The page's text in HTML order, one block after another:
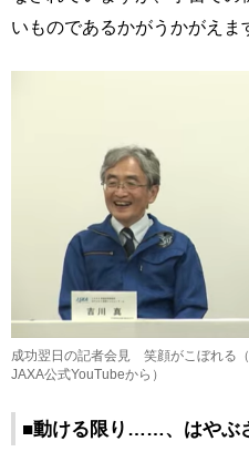
いものであるかがうかがえま
成功翌日の記者会見 笑顔がこぼれる
JAXA公式YouTubeから）
■動ける限り……、はやぶ